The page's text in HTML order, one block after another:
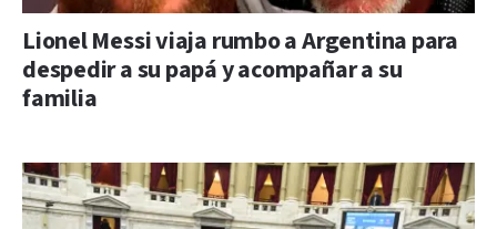
Lionel Messi viaja rumbo a Argentina para
despedir a su papá y acompañar a su
familia